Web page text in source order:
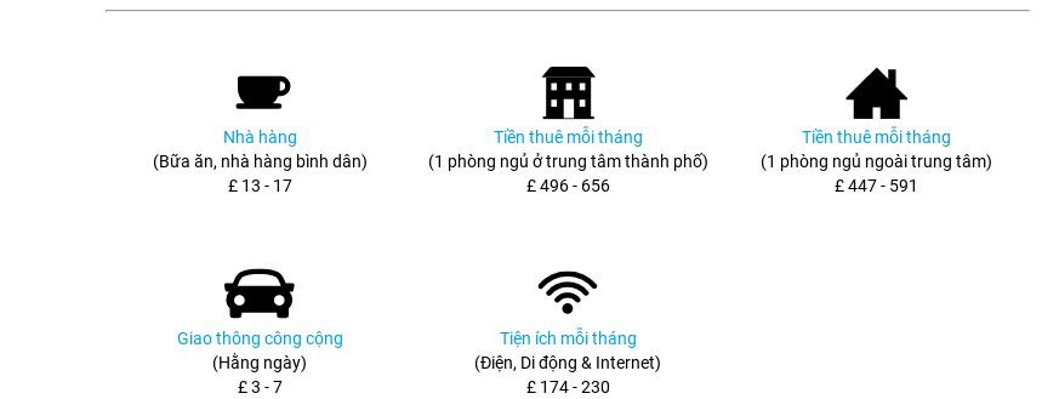
Nhà hàng
(Bữa ăn, nhà hàng bình dân)
£ 13 - 17
Tiền thuê mỗi tháng
(1 phòng ngủ ở trung tâm thành phố)
£ 496 - 656
Tiền thuê mỗi tháng
(1 phòng ngủ ngoài trung tâm)
£ 447 - 591
Giao thông công cộng
(Hằng ngày)
£ 3 - 7
Tiện ích mỗi tháng
(Điện, Di động & Internet)
£ 174 - 230